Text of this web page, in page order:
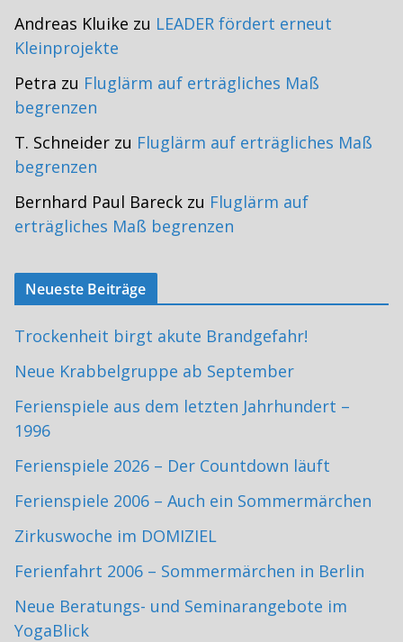
Andreas Kluike zu LEADER fördert erneut
Kleinprojekte
Petra zu Fluglärm auf erträgliches Maß
begrenzen
T. Schneider zu Fluglärm auf erträgliches Maß
begrenzen
Bernhard Paul Bareck zu Fluglärm auf
erträgliches Maß begrenzen
Neueste Beiträge
Trockenheit birgt akute Brandgefahr!
Neue Krabbelgruppe ab September
Ferienspiele aus dem letzten Jahrhundert –
1996
Ferienspiele 2026 – Der Countdown läuft
Ferienspiele 2006 – Auch ein Sommermärchen
Zirkuswoche im DOMIZIEL
Ferienfahrt 2006 – Sommermärchen in Berlin
Neue Beratungs- und Seminarangebote im
YogaBlick